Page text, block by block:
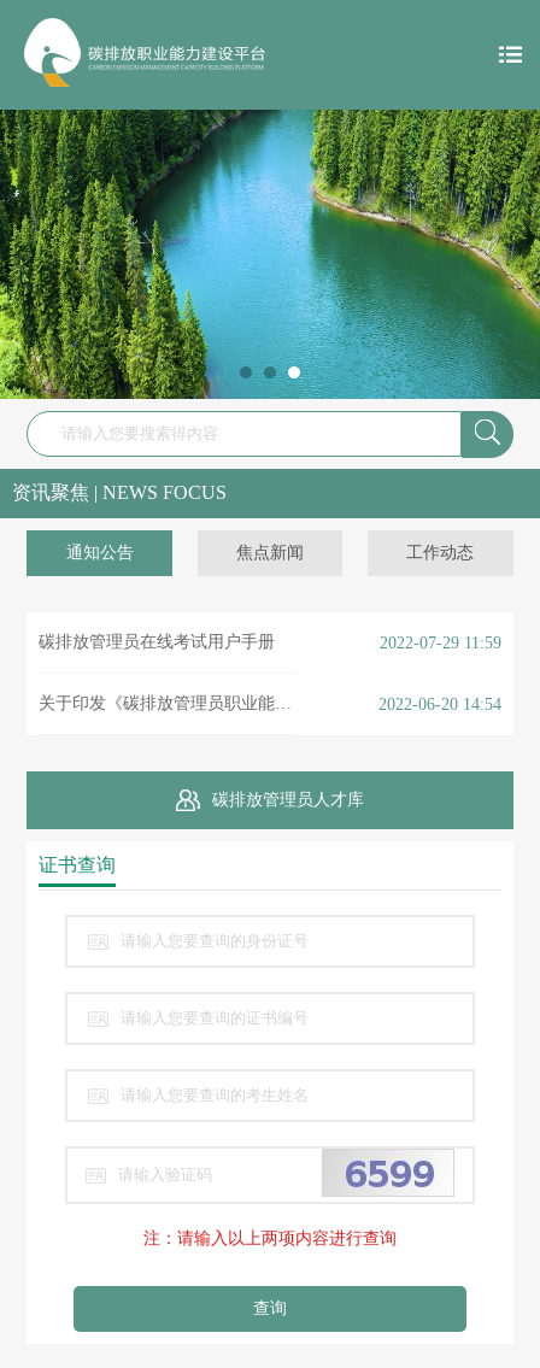

资讯聚焦 | NEWS FOCUS
通知公告 焦点新闻 工作动态
碳排放管理员在线考试用户手册 2022-07-29 11:59
关于印发《碳排放管理员职业能力建设指南》的通知 2022-06-20 14:54
碳排放管理员人才库
证书查询
注：请输入以上两项内容进行查询
查询